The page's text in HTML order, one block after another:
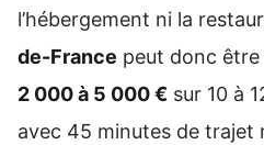
l’hébergement ni la
de-France peut donc être
2 000 à 5 000 € sur 10 à
avec 45 minutes de